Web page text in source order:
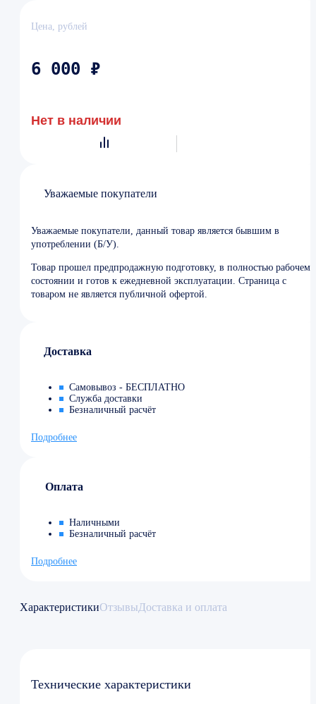
Цена, рублей
6 000 ₽
Нет в наличии
Уважаемые покупатели
Уважаемые покупатели, данный товар является бывшим в
употреблении (Б/У).
Товар прошел предпродажную подготовку, в полностью рабочем
состоянии и готов к ежедневной эксплуатации. Страница с
товаром не является публичной офертой.
Доставка
Самовывоз - БЕСПЛАТНО
Служба доставки
Безналичный расчёт
Подробнее
Оплата
Наличными
Безналичный расчёт
Подробнее
ХарактеристикиОтзывыДоставка и оплата
Технические характеристики